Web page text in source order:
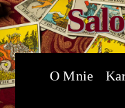
O Mnie